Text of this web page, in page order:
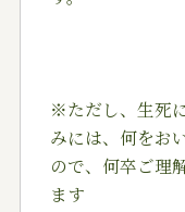
※ただし、生死
みには、何をお
ので、何卒ご理
ます